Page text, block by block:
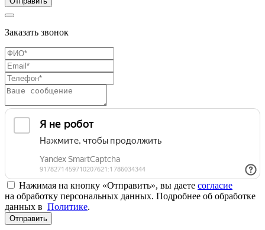
Заказать звонок
Нажимая на кнопку «Отправить», вы даете согласие
на обработку персональных данных. Подробнее об обработке
данных в Политике.
Отправить